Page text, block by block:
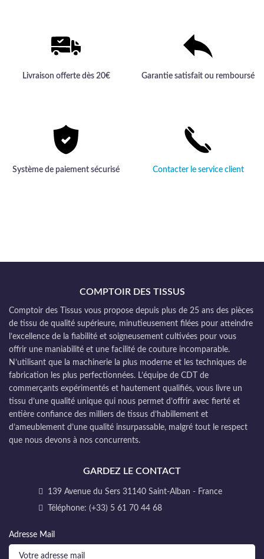
Livraison offerte dès 20€ Garantie satisfait ou remboursé
Système de paiement sécurisé Contacter le service client
COMPTOIR DES TISSUS
Comptoir des Tissus vous propose depuis plus de 25 ans des pièces
de tissu de qualité supérieure, minutieusement filées pour atteindre
l’excellence de la fiabilité et soigneusement cultivées pour vous
offrir une maniabilité et une facilité de couture incomparable.
N’utilisant que la machinerie la plus moderne et les techniques de
fabrication les plus perfectionnées. L’équipe de CDT de
commerçants expérimentés et hautement qualifiés, vous livre un
tissu d’une qualité unique qui nous permet d’offrir avec fierté et
entière confiance des milliers de tissus d’habillement et
d’ameublement d’une qualité insurpassable, malgré tout le respect
que nous devons à nos concurrents.
GARDEZ LE CONTACT
139 Avenue du Sers 31140 Saint-Alban - France
Téléphone: (+33) 5 61 70 44 68
Adresse Mail